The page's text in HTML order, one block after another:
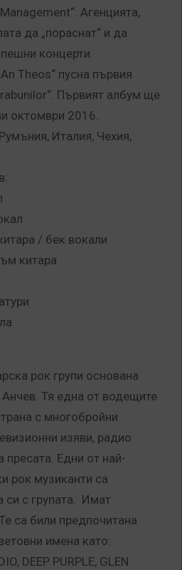
Агенцията,
да „пораснат“ и да
концерти.
Theos“ пусна първия
Първият албум ще
октомври 2016.
Италия, Чехия,
/ бек вокали
китара
рок групи основана
Тя една от водещите
с многобройни
изяви, радио
пресата. Едни от най-
рок музиканти са
си с групата. Имат
са били предпочитана
имена като:
DEEP PURPLE, GLEN